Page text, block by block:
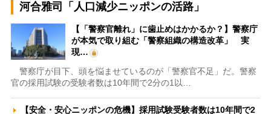
河合雅司「人口減少ニッポンの活路」
【「警察官離れ」に歯止めはかかるか？】警察庁
が本気で取り組む「警察組織の構造改革」 実
現…
警察庁が目下、頭を悩ませているのが「警察官不足」だ。警察
官の採用試験の受験者数は10年間で2分の1以…
【安全・安心ニッポンの危機】採用試験受験者数は10年間で2